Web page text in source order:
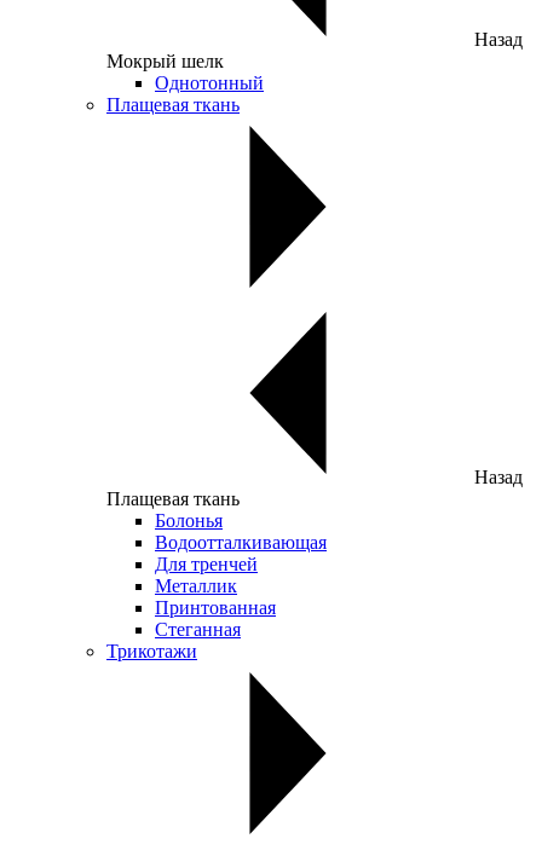
Назад
Мокрый шелк
Однотонный
Плащевая ткань
Назад
Плащевая ткань
Болонья
Водоотталкивающая
Для тренчей
Металлик
Принтованная
Стеганная
Трикотажи